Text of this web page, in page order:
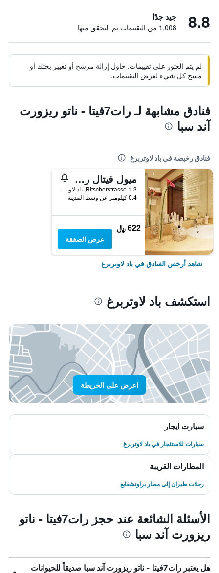
8.8 جيد جدًا
1,008 من التقييمات تم التحقق منها
لم يتم العثور على تقييمات. حاول إزالة مرشح أو تغيير بحثك أو
مسح كل شيء لعرض التقييمات.
فنادق مشابهة لـ رات7فيتا - ناتو ريزورت
آند سبا
فنادق رخيصة في باد لاوتربرغ
ميول فيتال ريزورت
Ritscherstrasse 1-3, باد لاوتربرغ, ساكسونيا السفلى, ألمانيا
0.4 كيلومتر عن وسط المدينة
622 ﷼
عرض الصفقة
شاهد أرخص الفنادق في باد لاوتربرغ
استكشف باد لاوتربرغ
اعرض على الخريطة
سيارت ايجار
سيارات للاستئجار في باد لاوتربرغ
المطارات القريبة
رحلات طيران إلى مطار براونشفايغ
الأسئلة الشائعة عند حجز رات7فيتا - ناتو
ريزورت آند سبا
هل يعتبر رات7فيتا - ناتو ريزورت آند سبا صديقاً للحيوانات